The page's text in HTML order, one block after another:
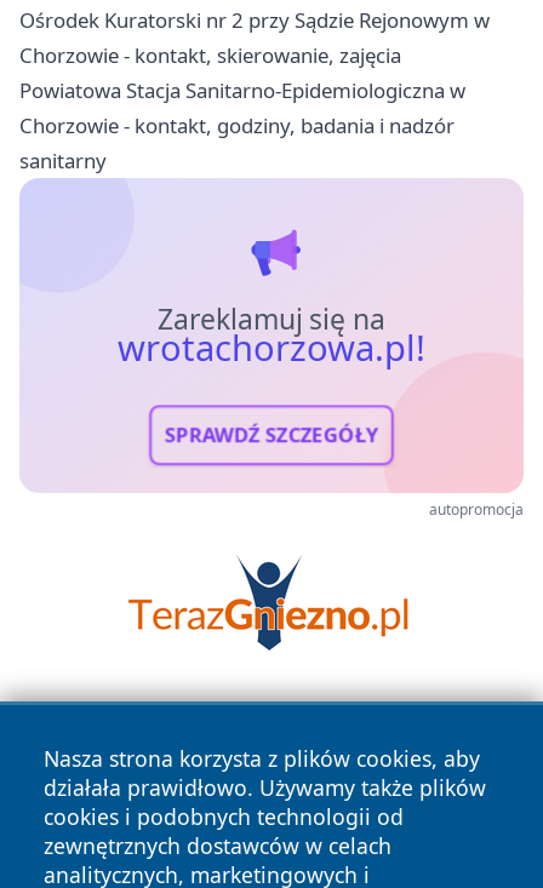
Ośrodek Kuratorski nr 2 przy Sądzie Rejonowym w
Chorzowie - kontakt, skierowanie, zajęcia
Powiatowa Stacja Sanitarno-Epidemiologiczna w
Chorzowie - kontakt, godziny, badania i nadzór
sanitarny
Zareklamuj się na
wrotachorzowa.pl!
SPRAWDŹ SZCZEGÓŁY
autopromocja
Nasza strona korzysta z plików cookies, aby
działała prawidłowo. Używamy także plików
cookies i podobnych technologii od
zewnętrznych dostawców w celach
analitycznych, marketingowych i
Copyright © 2026 wrotachorzowa.pl Wszystkie prawa
zastrzeżone.